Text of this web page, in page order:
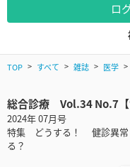
ロ
TOP すべて 雑誌 医学
総合診療 Vol.34 No.7【
2024年 07月号
特集 どうする！ 健診異常
る？